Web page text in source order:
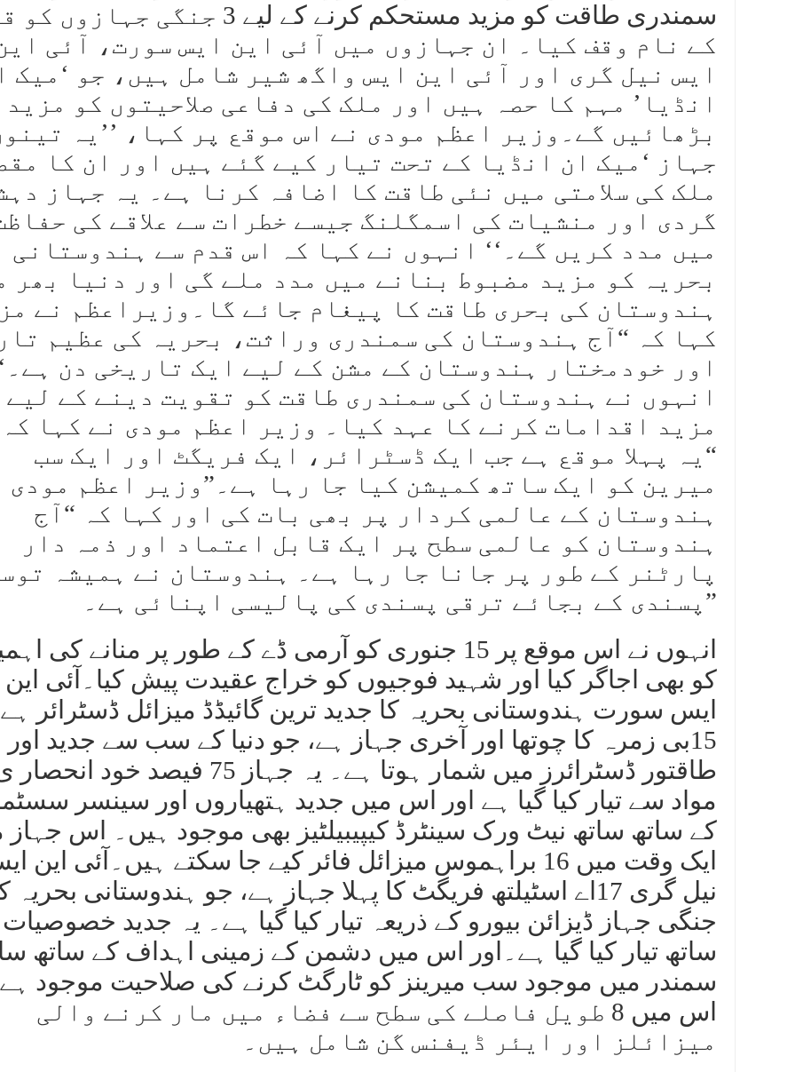
سمندری طاقت کو مزید مستحکم کرنے کے لیے 3 جنگی
کے نام وقف کیا۔ ان جہازوں میں آئی این ایس سورت، آئی
ایس نیل گری اور آئی این ایس واگھ شیر شامل ہیں، جو ‘میک
انڈیا’ مہم کا حصہ ہیں اور ملک کی دفاعی صلاحیتوں کو مزید
بڑھائیں گے۔وزیر اعظم مودی نے اس موقع پر کہا، ’’یہ
جہاز ‘میک ان انڈیا کے تحت تیار کیے گئے ہیں اور ان کا
ملک کی سلامتی میں نئی طاقت کا اضافہ کرنا ہے۔ یہ جہاز
گردی اور منشیات کی اسمگلنگ جیسے خطرات سے علاقے کی
میں مدد کریں گے۔‘‘ انہوں نے کہا کہ اس قدم سے ہندوستانی
بحریہ کو مزید مضبوط بنانے میں مدد ملے گی اور دنیا بھر
ہندوستان کی بحری طاقت کا پیغام جائے گا۔وزیراعظم نے
کہا کہ “آج ہندوستان کی سمندری وراثت، بحریہ کی عظیم
اور خودمختار ہندوستان کے مشن کے لیے ایک تاریخی دن
انہوں نے ہندوستان کی سمندری طاقت کو تقویت دینے کے لیے
مزید اقدامات کرنے کا عہد کیا۔ وزیر اعظم مودی نے کہا کہ
“یہ پہلا موقع ہے جب ایک ڈسٹرائر، ایک فریگٹ اور ایک سب
میرین کو ایک ساتھ کمیشن کیا جا رہا ہے۔”وزیر اعظم مودی
ہندوستان کے عالمی کردار پر بھی بات کی اور کہا کہ “آج
ہندوستان کو عالمی سطح پر ایک قابل اعتماد اور ذمہ دار
پارٹنر کے طور پر جانا جا رہا ہے۔ ہندوستان نے ہمیشہ
پسندی کے بجائے ترقی پسندی کی پالیسی اپنائی ہے۔”
انہوں نے اس موقع پر 15 جنوری کو آرمی ڈے کے طور پر منانے کی
کو بھی اجاگر کیا اور شہید فوجیوں کو خراج عقیدت پیش کیا۔آئی این
ایس سورت ہندوستانی بحریہ کا جدید ترین گائیڈڈ میزائل ڈسٹرائر
15بی زمرہ کا چوتھا اور آخری جہاز ہے، جو دنیا کے سب سے جدید اور
طاقتور ڈسٹرائرز میں شمار ہوتا ہے۔ یہ جہاز 75 فیصد خود
مواد سے تیار کیا گیا ہے اور اس میں جدید ہتھیاروں اور سینسر
کے ساتھ ساتھ نیٹ ورک سینٹرڈ کیپیبیلٹیز بھی موجود ہیں۔ اس جہاز
ایک وقت میں 16 براہموس میزائل فائر کیے جا سکتے ہیں۔آئی این
نیل گری 17اے اسٹیلتھ فریگٹ کا پہلا جہاز ہے، جو ہندوستانی بحریہ
جنگی جہاز ڈیزائن بیورو کے ذریعہ تیار کیا گیا ہے۔ یہ جدید
ساتھ تیار کیا گیا ہے۔اور اس میں دشمن کے زمینی اہداف کے ساتھ
سمندر میں موجود سب میرینز کو ٹارگٹ کرنے کی صلاحیت موجود
اس میں 8 طویل فاصلے کی سطح سے فضاء میں مار کرنے والی
میزائلز اور ایئر ڈیفنس گن شامل ہیں۔